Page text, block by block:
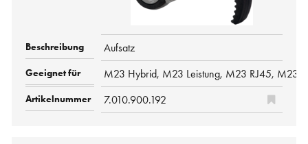
Aufsatz
M23 Hybrid, M23 Leistung, M23 RJ45, M23
7.010.900.192